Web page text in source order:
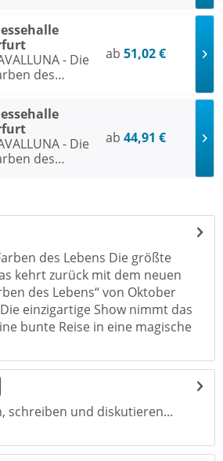
- Die
des
ab 51,02 €
- Die
des
ab 44,91 €
des Lebens Die größte
kehrt zurück mit dem neuen
des Lebens“ von Oktober
einzigartige Show nimmt das
bunte Reise in eine magische
schreiben und diskutieren...